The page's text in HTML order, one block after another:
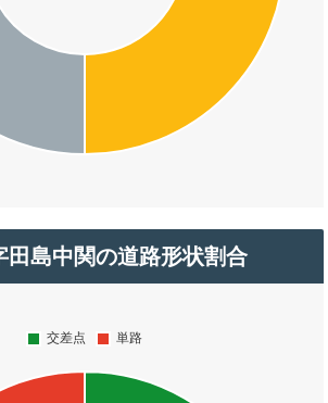
田島中関の道路形状割合